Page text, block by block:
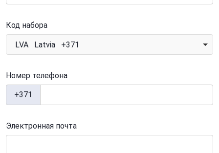
Код набора
LVA Latvia +371
Номер телефона
+371
Электронная почта